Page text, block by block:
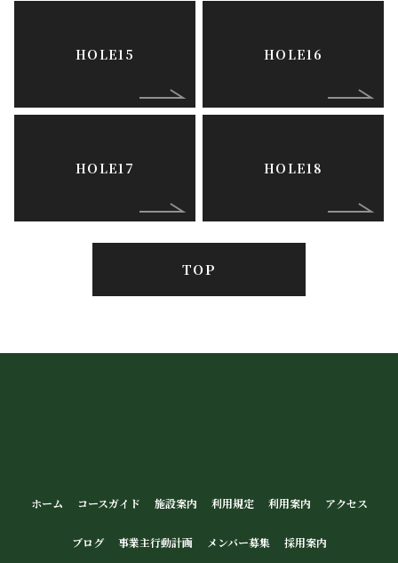
HOLE15 HOLE16
HOLE17 HOLE18
TOP
ホーム コースガイド 施設案内 利用規定 利用案内 アクセス
ブログ 事業主行動計画 メンバー募集 採用案内